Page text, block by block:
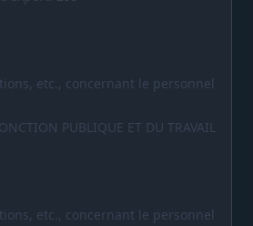
etc., concernant le personnel
PUBLIQUE ET DU TRAVAIL
etc., concernant le personnel